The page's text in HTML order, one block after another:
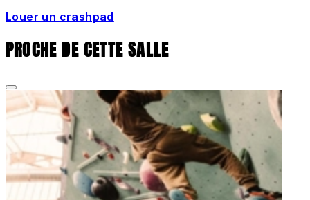
Louer un crashpad
PROCHE DE CETTE SALLE